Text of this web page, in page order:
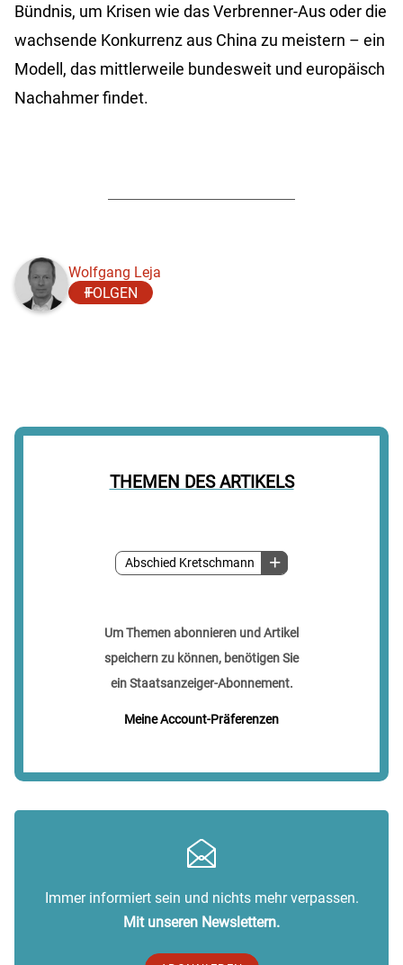
THEMEN DES ARTIKELS
Abschied Kretschmann
Um Themen abonnieren und Artikel
speichern zu können, benötigen Sie
ein Staatsanzeiger-Abonnement.
Meine Account-Präferenzen
Bündnis, um Krisen wie das Verbrenner-Aus oder die
wachsende Konkurrenz aus China zu meistern – ein
Modell, das mittlerweile bundesweit und europäisch
Nachahmer findet.
Wolfgang Leja
FOLGEN
Immer informiert sein und nichts mehr verpassen.
Mit unseren Newslettern.